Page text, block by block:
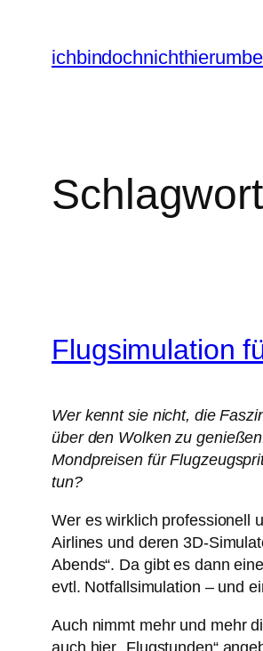
Inhalt
springen
Flugsimulation
Wer kennt sie nicht, die
über den Wolken zu
Mondpreisen für
tun?
Wer es wirklich professionell
Airlines und deren 3D-
Abends“. Da gibt es dann
evtl. Notfallsimulation – und
Auch nimmt mehr und mehr